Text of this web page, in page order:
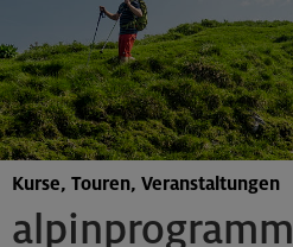
alpinprogramm
Kurse, Touren, Veranstaltungen